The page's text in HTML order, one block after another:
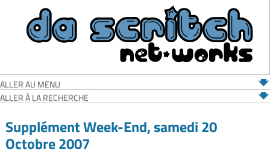
ALLER AU MENU
ALLER À LA RECHERCHE
Supplément Week-End, samedi 20
Octobre 2007